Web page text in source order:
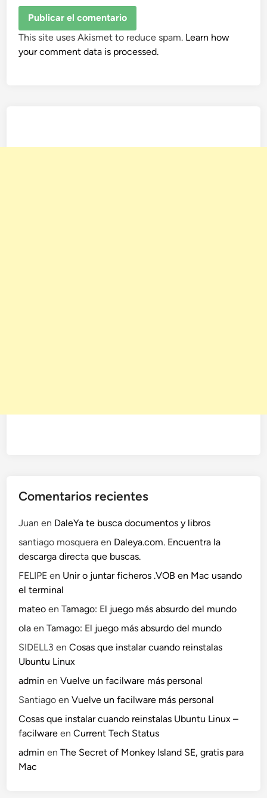
This site uses Akismet to reduce spam. Learn how
your comment data is processed.
Comentarios recientes
Juan en DaleYa te busca documentos y libros
santiago mosquera en Daleya.com. Encuentra la
descarga directa que buscas.
FELIPE en Unir o juntar ficheros .VOB en Mac usando
el terminal
mateo enTamago: El juego más absurdo del mundo
ola enTamago: El juego más absurdo del mundo
SIDELL3 enCosas que instalar cuando reinstalas
Ubuntu Linux
admin enVuelve un facilware más personal
Santiago enVuelve un facilware más personal
Cosas que instalar cuando reinstalas Ubuntu Linux –
facilware enCurrent Tech Status
admin enThe Secret of Monkey Island SE, gratis para
Mac